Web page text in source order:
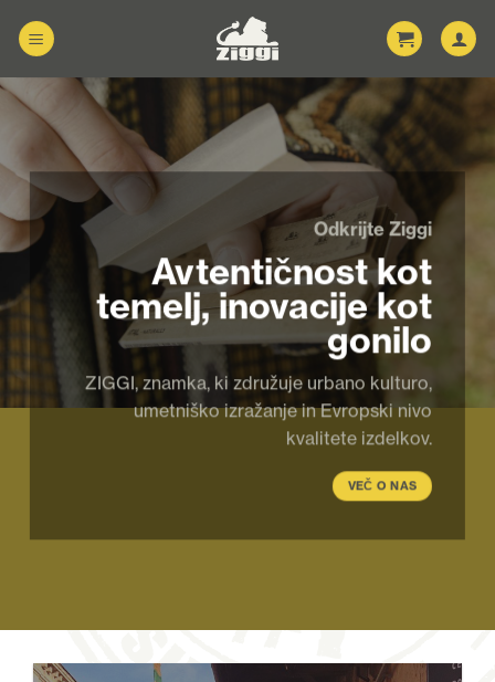
Odkrijte Ziggi
Avtentičnost kot
temelj, inovacije kot
gonilo
ZIGGI, znamka, ki združuje urbano kulturo,
umetniško izražanje in Evropski nivo
kvalitete izdelkov.
VEČ O NAS